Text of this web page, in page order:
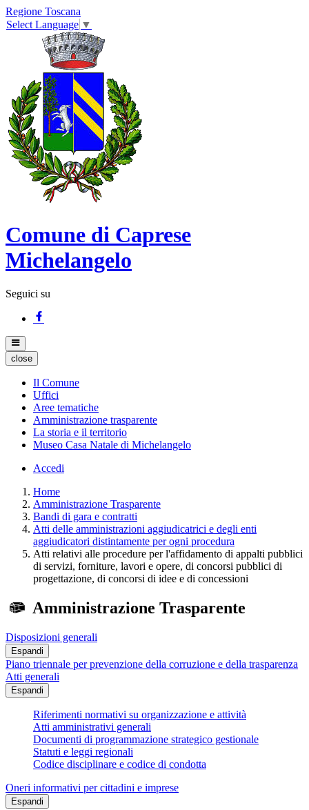
Regione Toscana
Select Language ▼
Comune di Caprese
Michelangelo
Seguici su
close
Il Comune
Uffici
Aree tematiche
Amministrazione trasparente
La storia e il territorio
Museo Casa Natale di Michelangelo
Accedi
Home
Amministrazione Trasparente
Bandi di gara e contratti
Atti delle amministrazioni aggiudicatrici e degli enti
aggiudicatori distintamente per ogni procedura
Atti relativi alle procedure per l'affidamento di appalti pubblici
di servizi, forniture, lavori e opere, di concorsi pubblici di
progettazione, di concorsi di idee e di concessioni
Amministrazione Trasparente
Disposizioni generali
Espandi
Piano triennale per prevenzione della corruzione e della trasparenza
Atti generali
Espandi
Riferimenti normativi su organizzazione e attività
Atti amministrativi generali
Documenti di programmazione strategico gestionale
Statuti e leggi regionali
Codice disciplinare e codice di condotta
Oneri informativi per cittadini e imprese
Espandi